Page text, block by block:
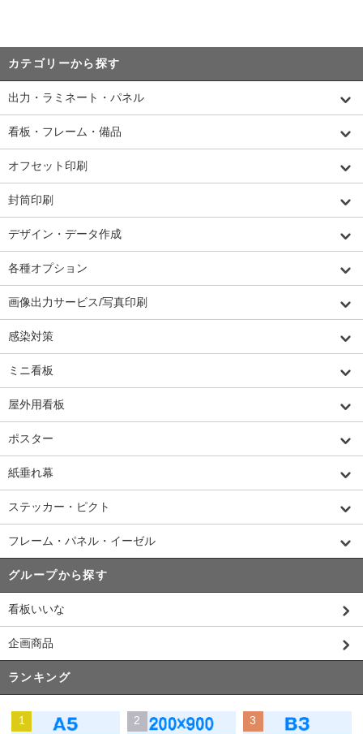
カテゴリーから探す
出力・ラミネート・パネル
看板・フレーム・備品
オフセット印刷
封筒印刷
デザイン・データ作成
各種オプション
画像出力サービス/写真印刷
感染対策
ミニ看板
屋外用看板
ポスター
紙垂れ幕
ステッカー・ピクト
フレーム・パネル・イーゼル
グループから探す
看板いいな
企画商品
ランキング
1 2 3